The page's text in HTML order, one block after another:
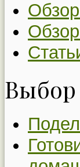
Выбор